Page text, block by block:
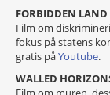
FORBIDDEN LAND
Film om
fokus på statens
gratis påYoutube.
WALLED